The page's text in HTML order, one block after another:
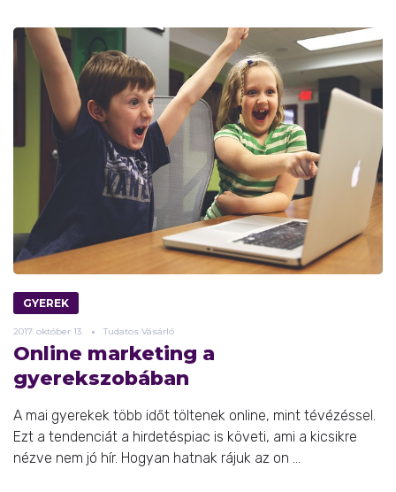
GYEREK
2017. október 13. Tudatos Vásárló
Online marketing a
gyerekszobában
A mai gyerekek több időt töltenek online, mint tévézéssel.
Ezt a tendenciát a hirdetéspiac is követi, ami a kicsikre
nézve nem jó hír. Hogyan hatnak rájuk az on ...